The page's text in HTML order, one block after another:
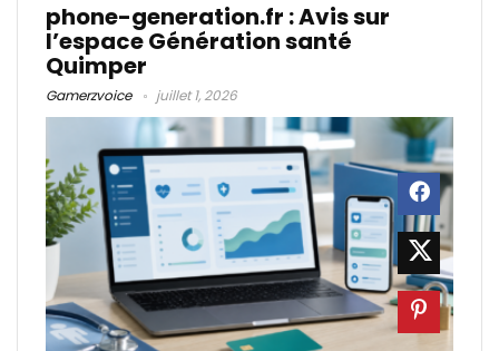
phone-generation.fr​ : Avis sur
l’espace Génération santé
Quimper
Gamerzvoice juillet 1, 2026